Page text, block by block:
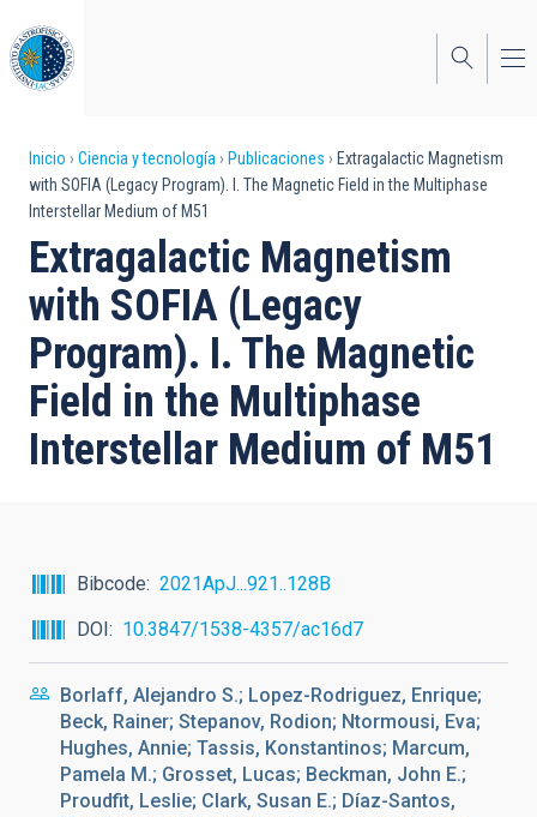
al
contenido
principal
Sobrescribir
enlaces
de
ayuda
a
la
navegación
Inicio Ciencia y tecnología Publicaciones
Extragalactic Magnetism
with SOFIA (Legacy Program). I. The Magnetic Field in the Multiphase
Interstellar Medium of M51
Extragalactic Magnetism
with SOFIA (Legacy
Program). I. The Magnetic
Field in the Multiphase
Interstellar Medium of M51
Bibcode
2021ApJ...921..128B
DOI
10.3847/1538-4357/ac16d7
Borlaff, Alejandro S.; Lopez-Rodriguez, Enrique;
Beck, Rainer; Stepanov, Rodion; Ntormousi, Eva;
Hughes, Annie; Tassis, Konstantinos; Marcum,
Pamela M.; Grosset, Lucas; Beckman, John E.;
Proudfit, Leslie; Clark, Susan E.; Díaz-Santos,